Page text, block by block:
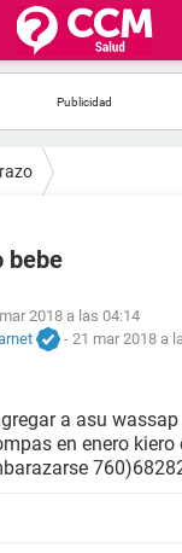
bebe
2018 a las 04:14
- 21 mar 2018 a
a asu
en enero kiero